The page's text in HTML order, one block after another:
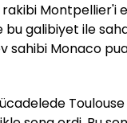
Montpellier'i
galibiyet ile
Monaco